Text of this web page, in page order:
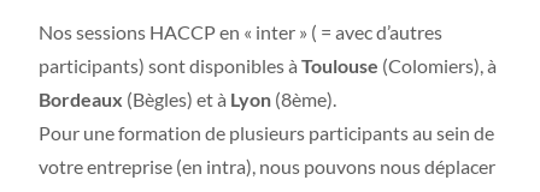
Nos sessions HACCP en « inter » ( = avec d’autres
participants) sont disponibles àToulouse (Colomiers), à
Bordeaux (Bègles) et à Lyon (8ème).
Pour une formation de plusieurs participants au sein de
votre entreprise (en intra), nous pouvons nous déplacer